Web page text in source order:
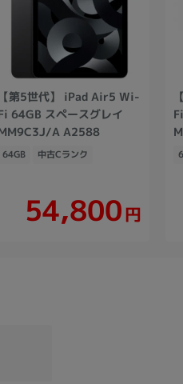
【第5世代】 iPad Air5 Wi-
64GB スペースグレイ
A A2588
64GB 中古Cランク
54,800円